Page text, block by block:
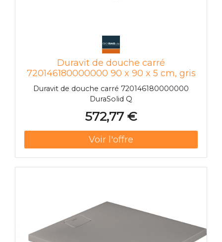
Duravit de douche carré
720146180000000 90 x 90 x 5 cm, gris
béton
Duravit de douche carré 720146180000000
DuraSolid Q
572,77 €